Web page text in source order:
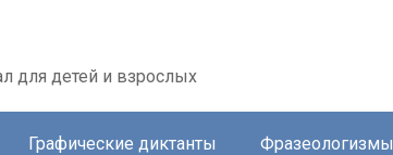
для детей и взрослых
Графические диктанты Фразеологизмы